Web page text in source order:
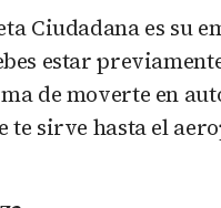
Ciudadana es su
estar
de moverte en
te sirve hasta el